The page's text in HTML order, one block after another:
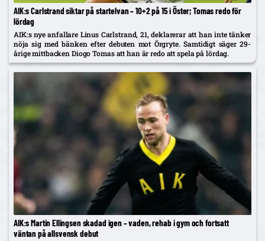
AIK:s Carlstrand siktar på startelvan – 10+2 på 15 i Öster; Tomas redo för
lördag
AIK:s nye anfallare Linus Carlstrand, 21, deklarerar att han inte tänker
nöja sig med bänken efter debuten mot Örgryte. Samtidigt säger 29-
årige mittbacken Diogo Tomas att han är redo att spela på lördag.
AIK:s Martin Ellingsen skadad igen – vaden, rehab i gym och fortsatt
väntan på allsvensk debut